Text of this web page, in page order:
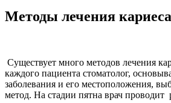
Методы лечения кариеса
Существует много методов лечения
каждого пациента стоматолог,
заболевания и его местоположения,
метод. На стадии пятна врач